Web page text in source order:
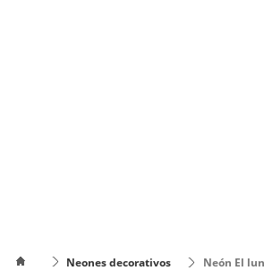
Neones decorativos Neón El